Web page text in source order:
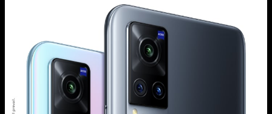
Indonesia | Pilih negara/wilayah